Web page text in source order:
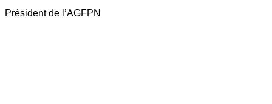
Président de l’AGFPN